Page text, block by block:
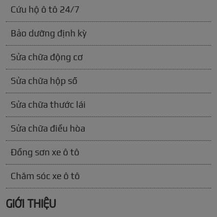
Cứu hộ ô tô 24/7
Bảo dưỡng định kỳ
Sửa chữa động cơ
Sửa chữa hộp số
Sửa chữa thước lái
Sửa chữa điều hòa
Đồng sơn xe ô tô
Chăm sóc xe ô tô
GIỚI THIỆU